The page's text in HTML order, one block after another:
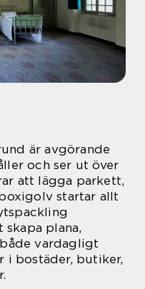
är avgörande
och ser ut över
att lägga parkett,
startar allt
plana,
vardagligt
i bostäder, butiker,